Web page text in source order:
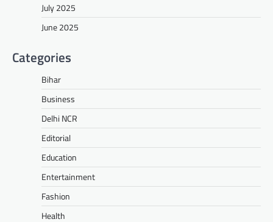
July 2025
June 2025
Categories
Bihar
Business
Delhi NCR
Editorial
Education
Entertainment
Fashion
Health